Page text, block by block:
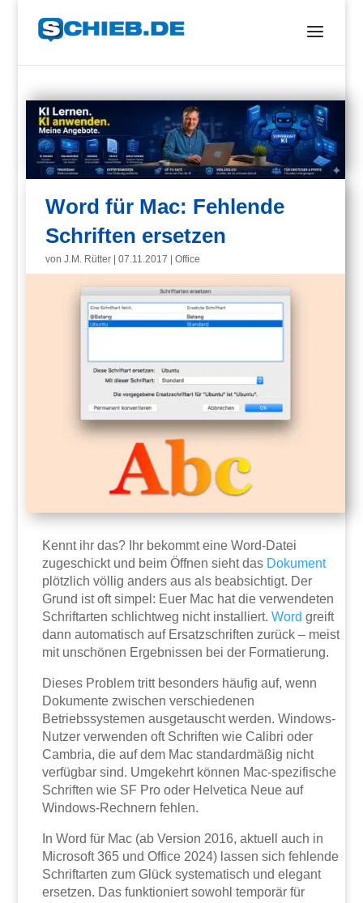
Word für Mac: Fehlende
Schriften ersetzen
vonJ.M. Rütter |07.11.2017 |Office
Kennt ihr das? Ihr bekommt eine Word-Datei
zugeschickt und beim Öffnen sieht das Dokument
plötzlich völlig anders aus als beabsichtigt. Der
Grund ist oft simpel: Euer Mac hat die verwendeten
Schriftarten schlichtweg nicht installiert.Word greift
dann automatisch auf Ersatzschriften zurück – meist
mit unschönen Ergebnissen bei der Formatierung.
Dieses Problem tritt besonders häufig auf, wenn
Dokumente zwischen verschiedenen
Betriebssystemen ausgetauscht werden. Windows-
Nutzer verwenden oft Schriften wie Calibri oder
Cambria, die auf dem Mac standardmäßig nicht
verfügbar sind. Umgekehrt können Mac-spezifische
Schriften wie SF Pro oder Helvetica Neue auf
Windows-Rechnern fehlen.
In Word für Mac (ab Version 2016, aktuell auch in
Microsoft 365 und Office 2024) lassen sich fehlende
Schriftarten zum Glück systematisch und elegant
ersetzen. Das funktioniert sowohl temporär für